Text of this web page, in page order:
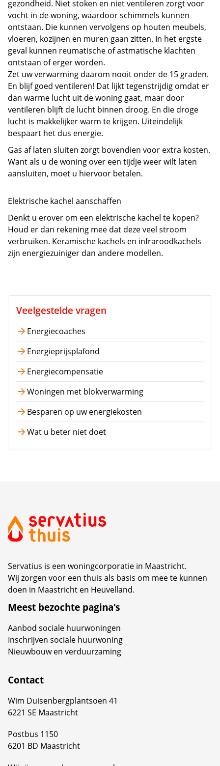
gezondheid. Niet stoken en niet ventileren zorgt voor
vocht in de woning, waardoor schimmels kunnen
ontstaan. Die kunnen vervolgens op houten meubels,
vloeren, kozijnen en muren gaan zitten. In het ergste
geval kunnen reumatische of astmatische klachten
ontstaan of erger worden.
Zet uw verwarming daarom nooit onder de 15 graden.
En blijf goed ventileren! Dat lijkt tegenstrijdig omdat er
dan warme lucht uit de woning gaat, maar door
ventileren blijft de lucht binnen droog. En die droge
lucht is makkelijker warm te krijgen. Uiteindelijk
bespaart het dus energie.
Gas af laten sluiten zorgt bovendien voor extra kosten.
Want als u de woning over een tijdje weer wilt laten
aansluiten, moet u hiervoor betalen.
Elektrische kachel aanschaffen
Denkt u erover om een elektrische kachel te kopen?
Houd er dan rekening mee dat deze veel stroom
verbruiken. Keramische kachels en infraroodkachels
zijn energiezuiniger dan andere modellen.
Veelgestelde vragen
Energiecoaches
Energieprijsplafond
Energiecompensatie
Woningen met blokverwarming
Besparen op uw energiekosten
Wat u beter niet doet
Servatius is een woningcorporatie in Maastricht.
Wij zorgen voor een thuis als basis om mee te kunnen
doen in Maastricht en Heuvelland.
Meest bezochte pagina's
Aanbod sociale huurwoningen
Inschrijven sociale huurwoning
Nieuwbouw en verduurzaming
Contact
Wim Duisenbergplantsoen 41
6221 SE Maastricht
Postbus 1150
6201 BD Maastricht